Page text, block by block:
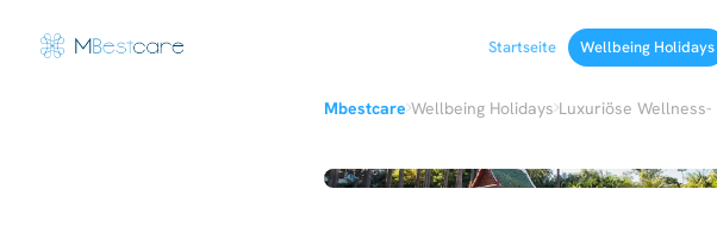
Startseite Wellbeing Holidays
Mbestcare›Wellbeing Holidays›Luxuriöse